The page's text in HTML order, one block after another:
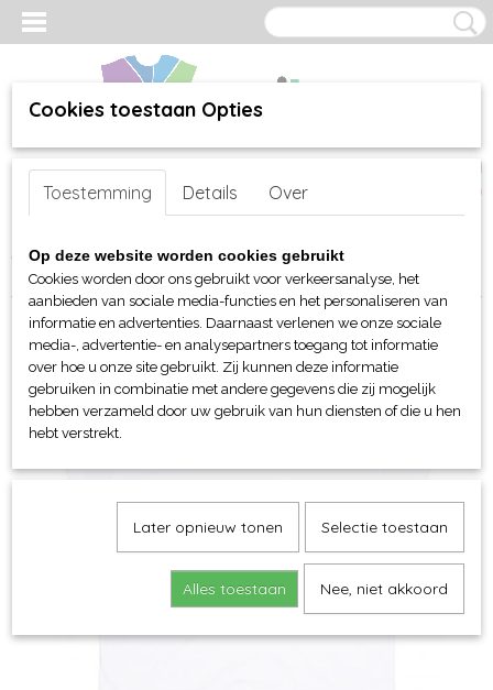
Inloggen Registreren
(0)
Home >webshop>Per merk >Mantis en Babybugz
T-shirts> Mantis The Boyfriend T
Cookies toestaan Opties
Toestemming Details Over
Op deze website worden cookies gebruikt
Cookies worden door ons gebruikt voor verkeersanalyse, het
aanbieden van sociale media-functies en het personaliseren van
informatie en advertenties. Daarnaast verlenen we onze sociale
media-, advertentie- en analysepartners toegang tot informatie
over hoe u onze site gebruikt. Zij kunnen deze informatie
gebruiken in combinatie met andere gegevens die zij mogelijk
hebben verzameld door uw gebruik van hun diensten of die u hen
hebt verstrekt.
Later opnieuw tonen Selectie toestaan
Alles toestaan Nee, niet akkoord